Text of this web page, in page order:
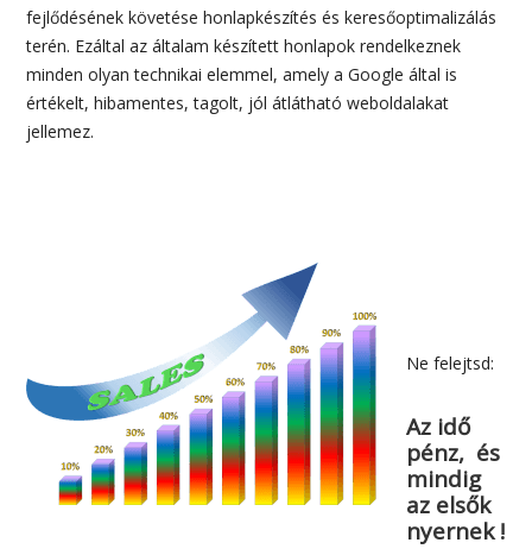
fejlődésének követése honlapkészítés és keresőoptimalizálás
terén. Ezáltal az általam készített honlapok rendelkeznek
minden olyan technikai elemmel, amely a Google által is
értékelt, hibamentes, tagolt, jól átlátható weboldalakat
jellemez.
Ne felejtsd:
Az idő
pénz, és
mindig
az elsők
nyernek !